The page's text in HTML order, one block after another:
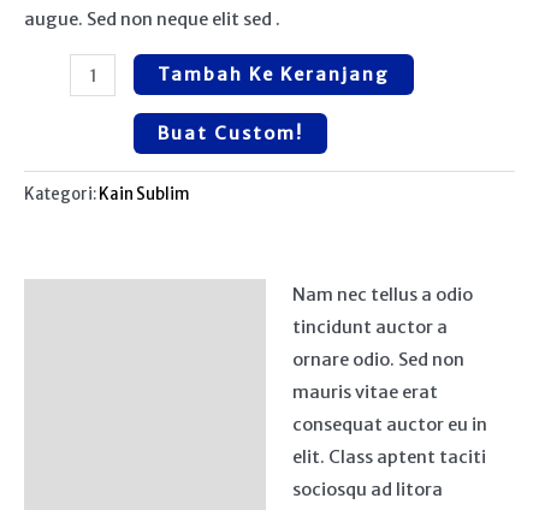
augue. Sed non neque elit sed .
Tambah Ke Keranjang
Buat Custom!
Kategori: Kain Sublim
Nam nec tellus a odio
tincidunt auctor a
ornare odio. Sed non
mauris vitae erat
consequat auctor eu in
elit. Class aptent taciti
sociosqu ad litora